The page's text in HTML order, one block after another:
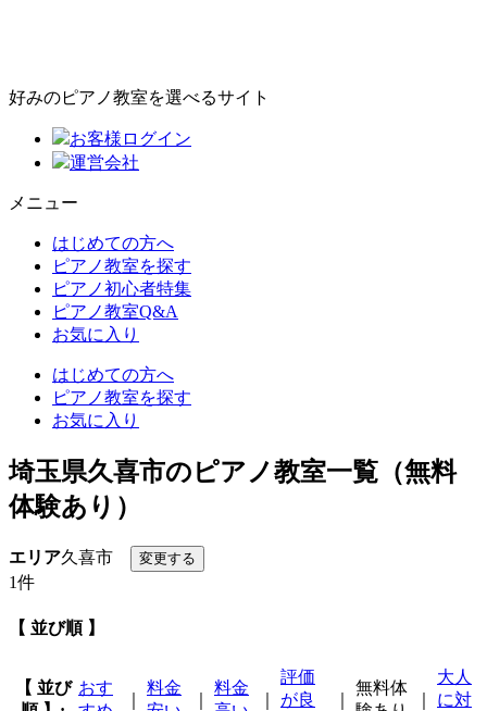
好みのピアノ教室を選べるサイト
お客様ログイン
運営会社
メニュー
はじめての方へ
ピアノ教室を探す
ピアノ初心者特集
ピアノ教室Q&A
お気に入り
はじめての方へ
ピアノ教室を探す
お気に入り
埼玉県久喜市のピアノ教室一覧（無料
体験あり）
エリア久喜市
1件
【 並び順 】
【 並び おす
料金
料金
評価
が良
無料体
大人
に対